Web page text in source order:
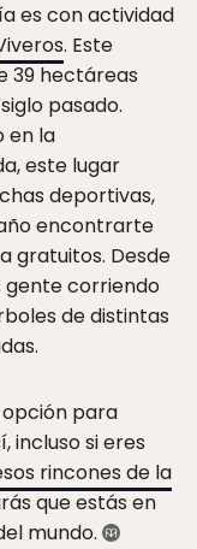
es con actividad
. Este
39 hectáreas
pasado.
en la
este lugar
deportivas,
encontrarte
gratuitos. Desde
gente corriendo
de distintas
para
incluso si eres
rincones de la
que estás en
mundo.